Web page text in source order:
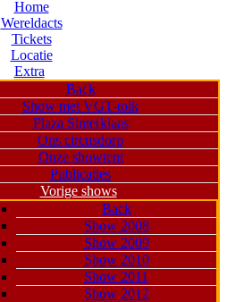
Home
Wereldacts
Tickets
Locatie
Extra
Back
Show met VGT-tolk
Plaza Sinterklaas
Ons circusdorp
Onze showtent
Publicaties
Vorige shows
Back
Show 2008
Show 2009
Show 2010
Show 2011
Show 2012